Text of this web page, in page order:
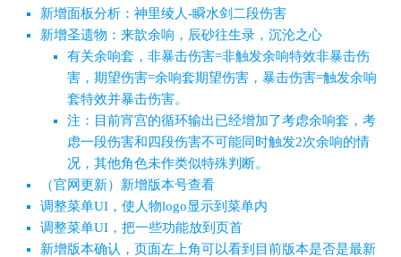
新增面板分析：神里绫人-瞬水剑二段伤害
新增圣遗物：来歆余响，辰砂往生录，沉沦之心
有关余响套，非暴击伤害=非触发余响特效非暴击伤
害，期望伤害=余响套期望伤害，暴击伤害=触发余响
套特效并暴击伤害。
注：目前宵宫的循环输出已经增加了考虑余响套，考
虑一段伤害和四段伤害不可能同时触发2次余响的情
况，其他角色未作类似特殊判断。
（官网更新）新增版本号查看
调整菜单UI，使人物logo显示到菜单内
调整菜单UI，把一些功能放到页首
新增版本确认，页面左上角可以看到目前版本是否是最新